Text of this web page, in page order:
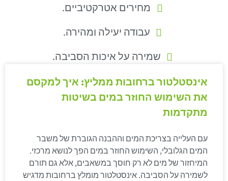
מחירים אטרקטיביים.
עבודה יעילה ומהירה.
שמירה על איכות הסביבה.
אינסטלטור ברחובות ממליץ: איך למקסם
את השימוש החוזר במים בשיטות
מתקדמות
עם העלייה בצריכת המים וההבנה הגוברת של משבר
המים הגלובלי, השימוש החוזר במים הפך לנושא מרכזי.
המיחזור של מים לא רק חוסך במשאבים, אלא גם תורם
לשמירה על הסביבה. אינסטלטור מומלץ ברחובות מדגיש